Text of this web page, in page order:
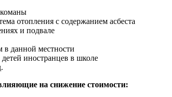
отопления с содержанием асбеста
и подвале
в данной местности
иностранцев в школе
на снижение стоимости: